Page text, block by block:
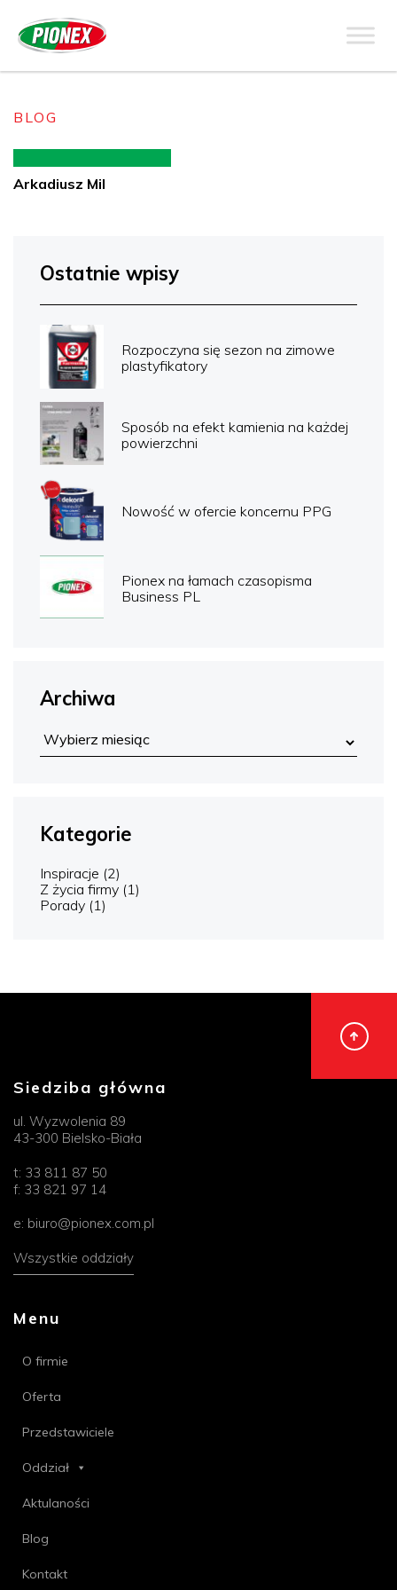
BLOG
Arkadiusz Mil
Ostatnie wpisy
Rozpoczyna się sezon na zimowe
plastyfikatory
Sposób na efekt kamienia na każdej
powierzchni
Nowość w ofercie koncernu PPG
Pionex na łamach czasopisma
Business PL
Archiwa
Kategorie
Inspiracje (2)
Z życia firmy (1)
Porady (1)
Siedziba główna
ul. Wyzwolenia 89
43-300 Bielsko-Biała
t: 33 811 87 50
f: 33 821 97 14
e: biuro@pionex.com.pl
Wszystkie oddziały
Menu
O firmie
Oferta
Przedstawiciele
Oddział
Aktulaności
Blog
Kontakt